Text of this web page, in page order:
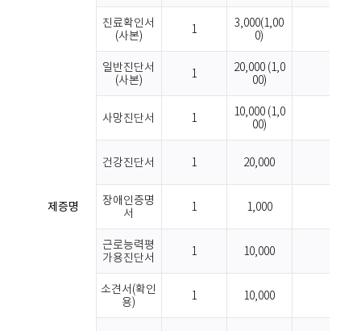
제증명
진료확인서
(사본)
1
3,000(1,00
0)
일반진단서
(사본)
1
20,000 (1,0
00)
사망진단서 1
10,000 (1,0
00)
건강진단서 1 20,000
장애인증명
서
1 1,000
근로능력평
가용진단서
1 10,000
소견서(확인
용)
1 10,000